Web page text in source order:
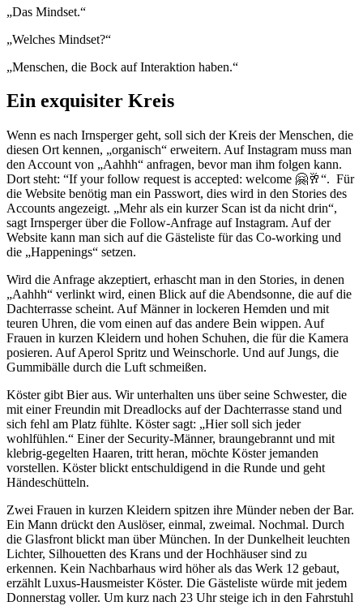
„Das Mindset.“
„Welches Mindset?“
„Menschen, die Bock auf Interaktion haben.“
Ein exquisiter Kreis
Wenn es nach Irnsperger geht, soll sich der Kreis der Menschen, die
diesen Ort kennen, „organisch“ erweitern. Auf Instagram muss man
den Account von „Aahhh“ anfragen, bevor man ihm folgen kann.
Dort steht: “If your follow request is accepted: welcome 🤗🥂“. Für
die Website benötig man ein Passwort, dies wird in den Stories des
Accounts angezeigt. „Mehr als ein kurzer Scan ist da nicht drin“,
sagt Irnsperger über die Follow-Anfrage auf Instagram. Auf der
Website kann man sich auf die Gästeliste für das Co-working und
die „Happenings“ setzen.
Wird die Anfrage akzeptiert, erhascht man in den Stories, in denen
„Aahhh“ verlinkt wird, einen Blick auf die Abendsonne, die auf die
Dachterrasse scheint. Auf Männer in lockeren Hemden und mit
teuren Uhren, die vom einen auf das andere Bein wippen. Auf
Frauen in kurzen Kleidern und hohen Schuhen, die für die Kamera
posieren. Auf Aperol Spritz und Weinschorle. Und auf Jungs, die
Gummibälle durch die Luft schmeißen.
Köster gibt Bier aus. Wir unterhalten uns über seine Schwester, die
mit einer Freundin mit Dreadlocks auf der Dachterrasse stand und
sich fehl am Platz fühlte. Köster sagt: „Hier soll sich jeder
wohlfühlen.“ Einer der Security-Männer, braungebrannt und mit
klebrig-gegelten Haaren, tritt heran, möchte Köster jemanden
vorstellen. Köster blickt entschuldigend in die Runde und geht
Händeschütteln.
Zwei Frauen in kurzen Kleidern spitzen ihre Münder neben der Bar.
Ein Mann drückt den Auslöser, einmal, zweimal. Nochmal. Durch
die Glasfront blickt man über München. In der Dunkelheit leuchten
Lichter, Silhouetten des Krans und der Hochhäuser sind zu
erkennen. Kein Nachbarhaus wird höher als das Werk 12 gebaut,
erzählt Luxus-Hausmeister Köster. Die Gästeliste würde mit jedem
Donnerstag voller. Um kurz nach 23 Uhr steige ich in den Fahrstuhl